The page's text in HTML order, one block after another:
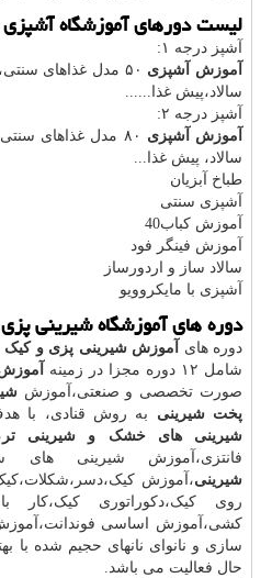
لیست دورهای آموزشگاه
آشپز درجه ١:
آموزش آشپزی
۵۰ مدل غذاهای
سالاد،پیش غذا......
آشپز درجه ٢:
آموزش آشپزی
٨۰ مدل غذاهای
سالاد، پیش غذا...
طباخ آبزیان
آشپزی سنتی
آموزش کباب40
آموزش فینگر فود
سالاد ساز و اردورساز
آشپزی با مایکروویو
دوره های آموزشگاه شیرینی
دوره های آموزش شیرینی پزی و کیک
شامل ١٢ دوره مجزا در زمینه
صورت تخصصی و صنعتی،آموزش
پخت شیرینی به روش قنادی، با
شیرینی های خشک و شیرینی تر
فانتزی،آموزش شیرینی های
شیرینی،آموزش
روی کیک،دکوراتوری کیک،کار
کشی،آموزش اساسی
سازی و نانوای نانهای حجیم شده با
حال فعالیت می باشد.